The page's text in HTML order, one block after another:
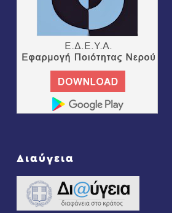
Διαύγεια